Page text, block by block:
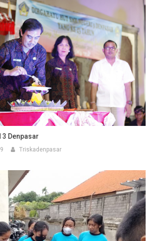
3 Denpasar
Triskadenpasar